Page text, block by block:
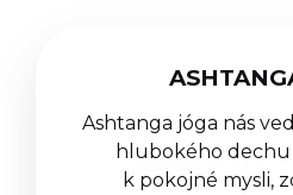
Ashtanga jóga nás
hlubokého
k pokojné mysli,